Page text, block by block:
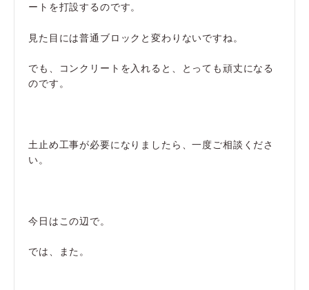
ートを打設するのです。
見た目には普通ブロックと変わりないですね。
でも、コンクリートを入れると、とっても頑丈になる
のです。
土止め工事が必要になりましたら、一度ご相談くださ
い。
今日はこの辺で。
では、また。